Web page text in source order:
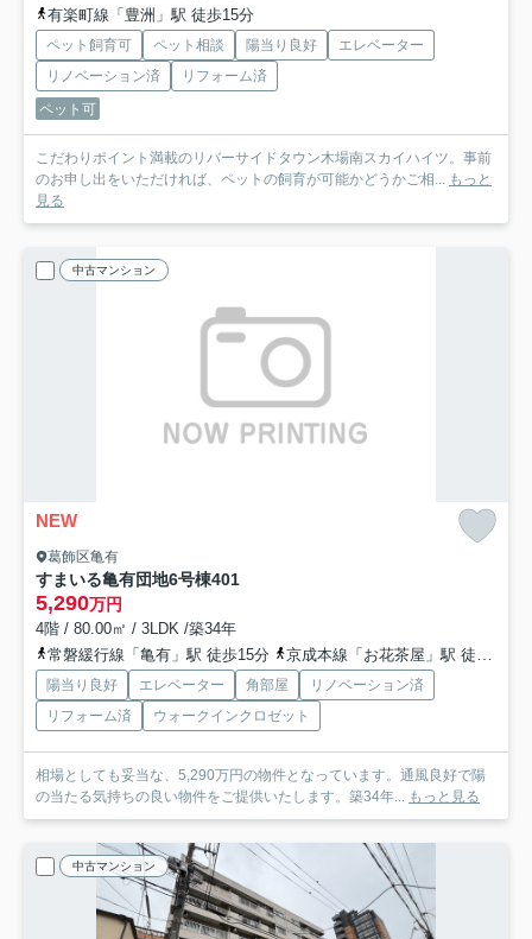
有楽町線「豊洲」駅 徒歩15分
ペット飼育可 ペット相談 陽当り良好
エレベーター
リノベーション済
リフォーム済
ペット可
こだわりポイント満載のリバーサイドタウン木場南スカイハイツ。事前
のお申し出をいただければ、ペットの飼育が可能かどうかご相... もっと
見る
中古マンション
NEW
葛飾区亀有
すまいる亀有団地6号棟401
5,290万円
4階 / 80.00㎡ / 3LDK /築34年
常磐緩行線「亀有」駅 徒歩15分
京成本線「お花茶屋」駅 徒歩17分
陽当り良好 エレベーター 角部屋
リノベーション済
リフォーム済
ウォークインクロゼット
相場としても妥当な、5,290万円の物件となっています。通風良好で陽
の当たる気持ちの良い物件をご提供いたします。築34年... もっと見る
中古マンション